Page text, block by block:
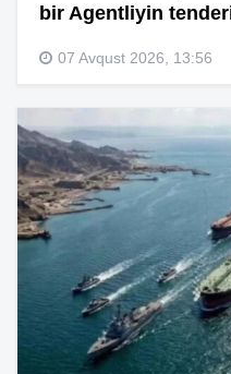
bir Agentliyin
07 Avqust 2026, 13:56